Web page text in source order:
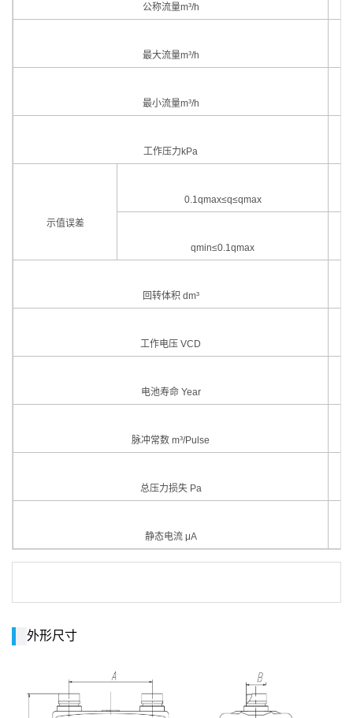
公称流量m³/h
最大流量m³/h
最小流量m³/h
工作压力kPa
示值误差
0.1qmax≤q≤qmax
qmin≤0.1qmax
回转体积 dm³
工作电压 VCD
电池寿命 Year
脉冲常数 m³/Pulse
总压力损失 Pa
静态电流 μA
外形尺寸